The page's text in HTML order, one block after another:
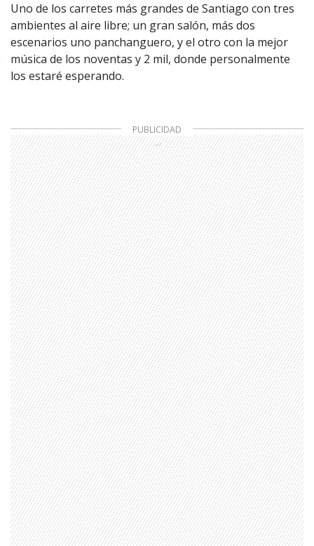
Uno de los carretes más grandes de Santiago con tres
ambientes al aire libre; un gran salón, más dos
escenarios uno panchanguero, y el otro con la mejor
música de los noventas y 2 mil, donde personalmente
los estaré esperando.